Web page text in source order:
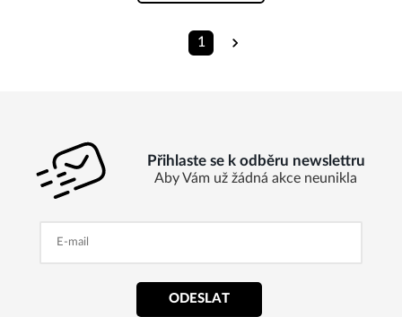
1
Přihlaste se k odběru newslettru
Aby Vám už žádná akce neunikla
ODESLAT